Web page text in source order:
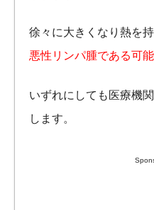
徐々に大きくなり熱を
悪性リンパ腫である可
いずれにしても医療機
します。